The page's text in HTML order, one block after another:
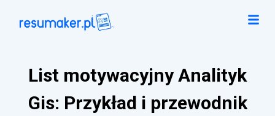
List motywacyjny Analityk
Gis: Przykład i przewodnik